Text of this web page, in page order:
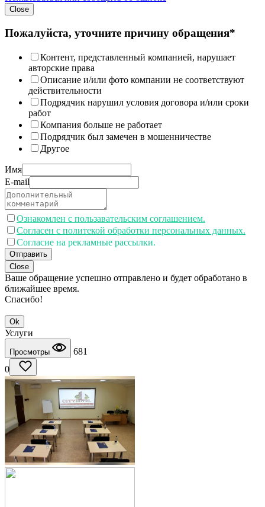
Close
Пожалуйста, уточните причину обращения*
Контент, представленный компанией, нарушает
авторские права
Описание и/или фото компании не соответствуют
действительности
Подрядчик нарушил условия договора и/или сроки
работ
Компания больше не работает
Подрядчик был замечен в мошенничестве
Другое
Имя
E-mail
Ознакомлен с пользавательским соглашением.
Согласен с политекой обработки персональных данных.
Согласие на рекламные рассылки.
Отправить
Close
Ваше обращение успешно отправлено и будет обработано в
ближайшее время.
Спасибо!
Ok
Услуги
Просмотры
681
0